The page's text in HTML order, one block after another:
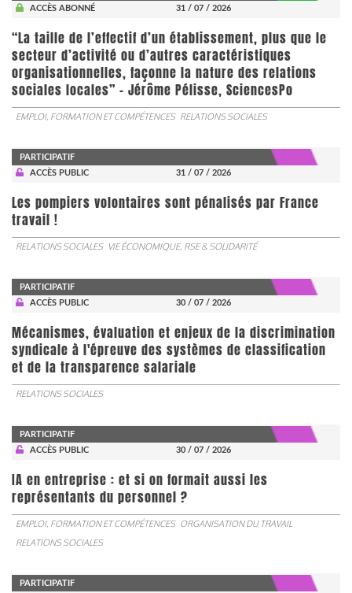
ACCÈS ABONNÉ 31 / 07 / 2026
“La taille de l’effectif d’un établissement, plus que le
secteur d’activité ou d’autres caractéristiques
organisationnelles, façonne la nature des relations
sociales locales” - Jérôme Pélisse, SciencesPo
EMPLOI, FORMATION ET COMPÉTENCES RELATIONS SOCIALES
PARTICIPATIF
ACCÈS PUBLIC
31 / 07 / 2026
Les pompiers volontaires sont pénalisés par France
travail !
RELATIONS SOCIALES VIE ÉCONOMIQUE, RSE & SOLIDARITÉ
PARTICIPATIF
ACCÈS PUBLIC
30 / 07 / 2026
Mécanismes, évaluation et enjeux de la discrimination
syndicale à l'épreuve des systèmes de classification
et de la transparence salariale
RELATIONS SOCIALES
PARTICIPATIF
ACCÈS PUBLIC
30 / 07 / 2026
IA en entreprise : et si on formait aussi les
représentants du personnel ?
EMPLOI, FORMATION ET COMPÉTENCES ORGANISATION DU TRAVAIL
RELATIONS SOCIALES
PARTICIPATIF